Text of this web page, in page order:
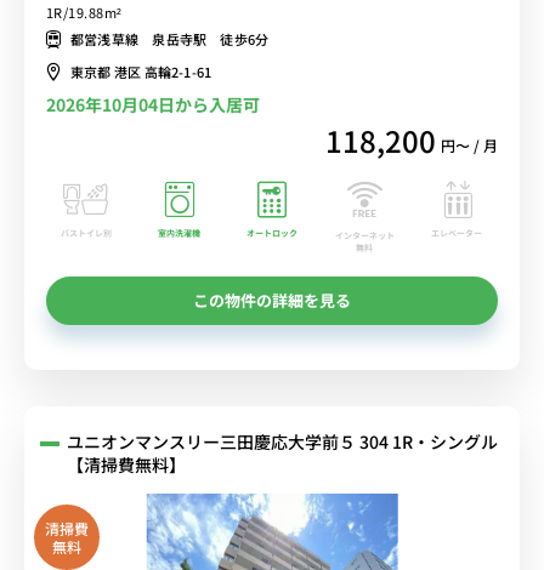
1R/19.88m²
都営浅草線 泉岳寺駅 徒歩6分
東京都 港区 高輪2-1-61
2026年10月04日から入居可
118,200 円〜 / 月
バストイレ別 室内洗濯機 オートロック
インターネット
無料
エレベーター
この物件の詳細を見る
ユニオンマンスリー三田慶応大学前５ 304 1R・シングル
【清掃費無料】
清掃費
無料